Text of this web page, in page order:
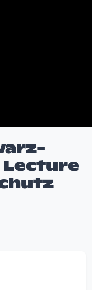
Lecture